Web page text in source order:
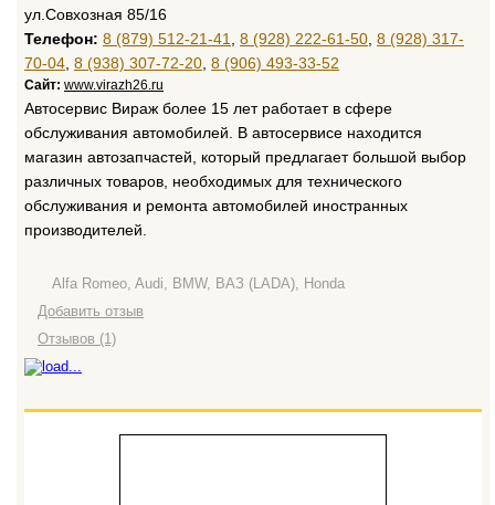
ул.Совхозная 85/16
Телефон: 8 (879) 512-21-41 8 (928) 222-61-50 8 (928) 317-
70-04 8 (938) 307-72-20 8 (906) 493-33-52
Сайт: www.virazh26.ru
Автосервис Вираж более 15 лет работает в сфере
обслуживания автомобилей. В автосервисе находится
магазин автозапчастей, который предлагает большой выбор
различных товаров, необходимых для технического
обслуживания и ремонта автомобилей иностранных
производителей.
Alfa Romeo, Audi, BMW, ВАЗ (LADA), Honda
Добавить отзыв
Отзывов (1)